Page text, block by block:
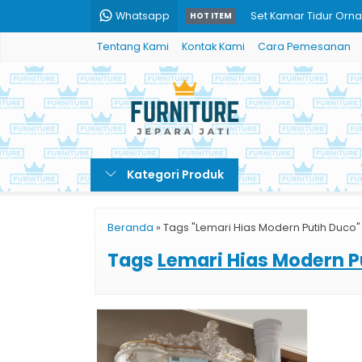
Whatsapp HOT ITEM Set Kamar Tidur
Set Tempat Tidur
Set Meja Makan
Set Bufet Tv Klasik
Set Meja Makan
Set Meja Makan
Tentang Kami Kontak Kami Cara Pemesanan
Kategori Produk
Beranda » Tags "Lemari Hias Modern Putih Duco"
Tags Lemari Hias Modern